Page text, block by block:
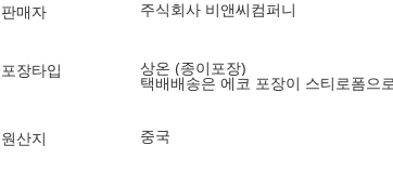
판매자 주식회사 비앤씨컴퍼니
포장타입
상온 (종이포장)
택배배송은 에코 포장이 스티로폼으
원산지 중국